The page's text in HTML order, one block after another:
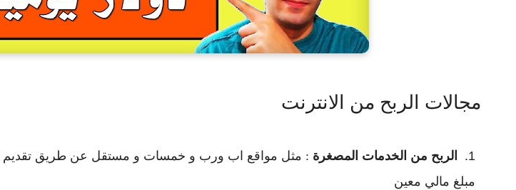
مجالات الربح من الانترنت
الربح من الخدمات المصغرة : مثل مواقع اب ورب و خمسات و مستقل عن طريق
مبلغ مالي معين